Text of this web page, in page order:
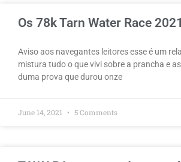
Os 78k Tarn Water Race 2021
Aviso aos navegantes leitores esse é um
mistura tudo o que vivi sobre a prancha e
duma prova que durou onze
June 14, 2021 5 Comments